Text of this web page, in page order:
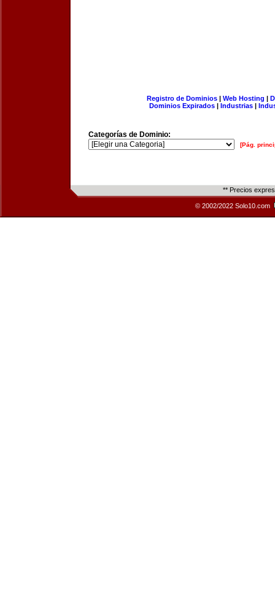
Registro de Dominios| Web Hosting |
Dominios Expirados | Industrias |
Categorías de Dominio:
[Pág.
** Precios
© 2002/2022 Solo10.com